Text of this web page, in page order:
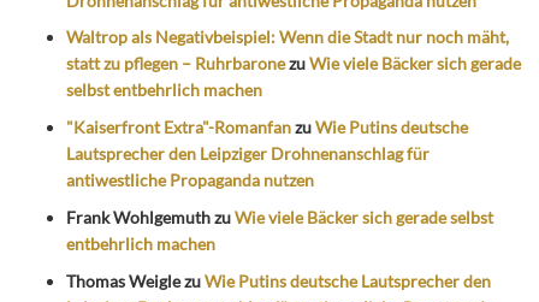
Waltrop als Negativbeispiel: Wenn die Stadt nur noch mäht,
statt zu pflegen – RuhrbaronezuWie viele Bäcker sich gerade
selbst entbehrlich machen
"Kaiserfront Extra"-RomanfanzuWie Putins deutsche
Lautsprecher den Leipziger Drohnenanschlag für
antiwestliche Propaganda nutzen
Frank WohlgemuthzuWie viele Bäcker sich gerade selbst
entbehrlich machen
Thomas WeiglezuWie Putins deutsche Lautsprecher den